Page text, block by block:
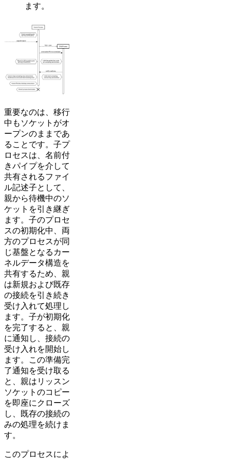
ます。
重要なのは、移行
中もソケットがオ
ープンのままであ
ることです。子プ
ロセスは、名前付
きパイプを介して
共有されるファイ
ル記述子として、
親から待機中のソ
ケットを引き継ぎ
ます。子のプロセ
スの初期化中、両
方のプロセスが同
じ基盤となるカー
ネルデータ構造を
共有するため、親
は新規および既存
の接続を引き続き
受け入れて処理し
ます。子が初期化
を完了すると、親
に通知し、接続の
受け入れを開始し
ます。この準備完
了通知を受け取る
と、親はリッスン
ソケットのコピー
を即座にクローズ
し、既存の接続の
みの処理を続けま
す。
このプロセスによ